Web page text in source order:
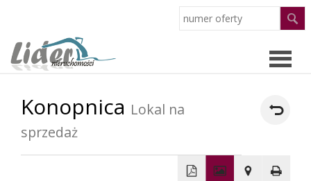
Strona
Konopnica Lokal na
sprzedaż